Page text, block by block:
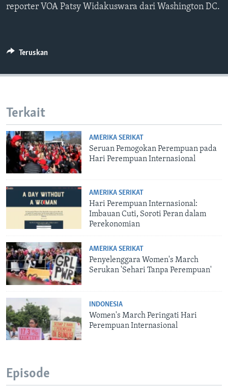
reporter VOA Patsy Widakuswara dari Washington DC.
Teruskan
Terkait
AMERIKA SERIKAT
Seruan Pemogokan Perempuan pada
Hari Perempuan Internasional
AMERIKA SERIKAT
Hari Perempuan Internasional:
Imbauan Cuti, Soroti Peran dalam
Perekonomian
AMERIKA SERIKAT
Penyelenggara Women's March
Serukan 'Sehari Tanpa Perempuan'
INDONESIA
Women's March Peringati Hari
Perempuan Internasional
Episode